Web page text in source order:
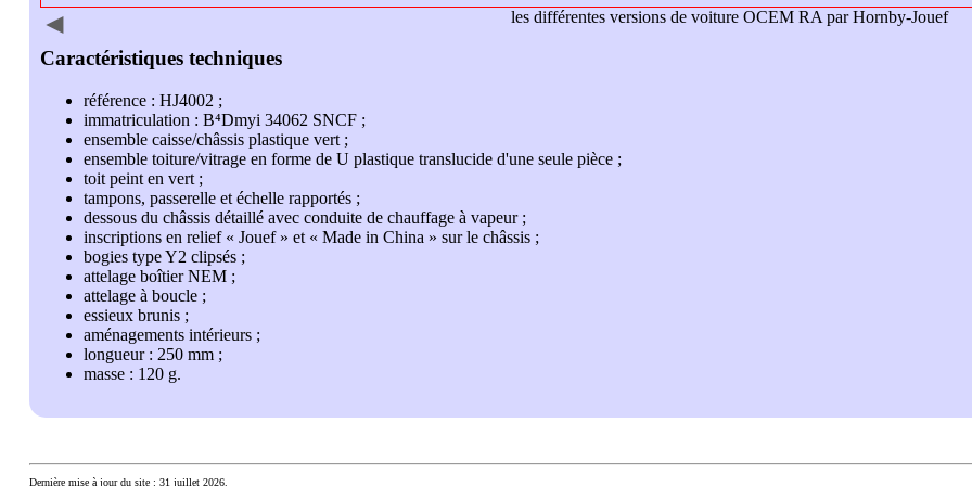
◄ les différentes versions de voiture OCEM RA par Hornby-Jouef
référence : HJ4002
immatriculation : B⁴Dmyi 34062 SNCF
ensemble caisse/châssis plastique vert
ensemble toiture/vitrage en forme de U plastique translucide d'une seule pièce
toit peint en vert
tampons, passerelle et échelle rapportés
dessous du châssis détaillé avec conduite de chauffage à vapeur
inscriptions en relief
Jouef et Made in China
sur le châssis
bogies type Y2 clipsés
attelage boîtier NEM
attelage à boucle
essieux brunis
aménagements intérieurs
longueur : 250 mm
masse : 120 g